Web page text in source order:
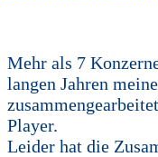
Mehr als 7
langen Jahren
Player.
Leider hat die